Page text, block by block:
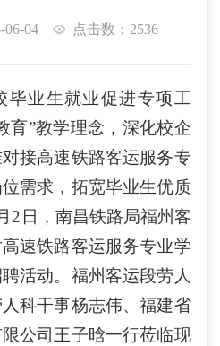
06-04 点击数：2536
毕业生就业促进专项工
育”教学理念，深化校企
接高速铁路客运服务专
需求，拓宽毕业生优质
2日，南昌铁路局福州客
速铁路客运服务专业学
活动。福州客运段劳人
科干事杨志伟、福建省
公司王子晗一行莅临现